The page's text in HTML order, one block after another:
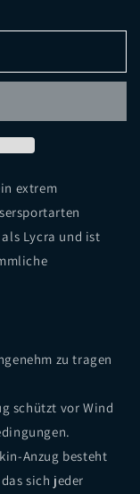
extrem
Lycra und ist
zu tragen
schützt vor Wind
Anzug besteht
sich jeder